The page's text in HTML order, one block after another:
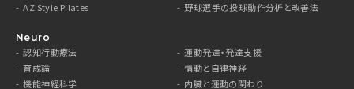
AZ Style Pilates 野球選手の投球動作分析と改善法
Neuro
認知行動療法
運動発達・発達支援
育成論
情動と自律神経
機能神経科学
内臓と運動の関わり